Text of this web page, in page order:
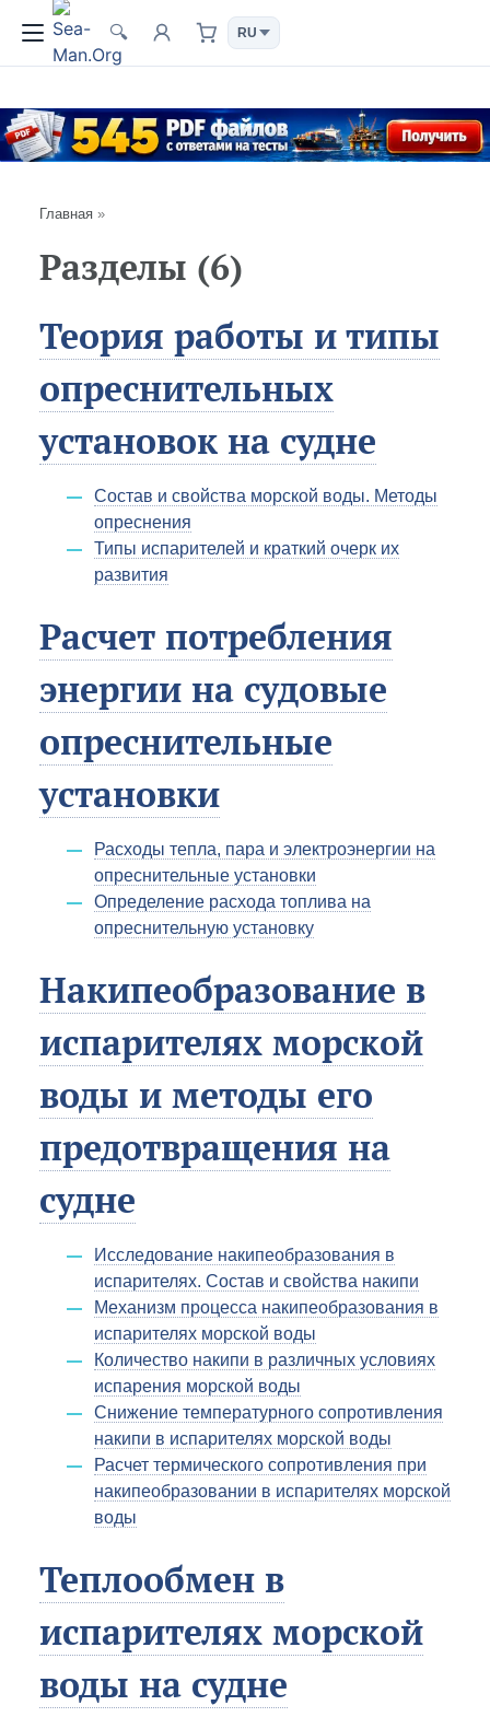
🔍
Главная»
Разделы (6)
Теория работы и типы
опреснительных
установок на судне
Состав и свойства морской воды. Методы
опреснения
Типы испарителей и краткий очерк их
развития
Расчет потребления
энергии на судовые
опреснительные
установки
Расходы тепла, пара и электроэнергии на
опреснительные установки
Определение расхода топлива на
опреснительную установку
Накипеобразование в
испарителях морской
воды и методы его
предотвращения на
судне
Исследование накипеобразования в
испарителях. Состав и свойства накипи
Механизм процесса накипеобразования в
испарителях морской воды
Количество накипи в различных условиях
испарения морской воды
Снижение температурного сопротивления
накипи в испарителях морской воды
Расчет термического сопротивления при
накипеобразовании в испарителях морской
воды
Теплообмен в
испарителях морской
воды на судне